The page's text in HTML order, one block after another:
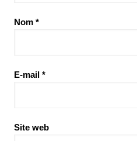
Nom *
E-mail *
Site web